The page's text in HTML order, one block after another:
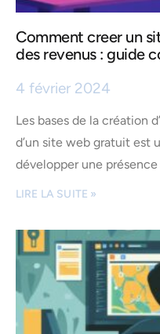
Comment creer un
des revenus : guide
4 février 2024
Les bases de la création
d’un site web gratuit est
développer une
LIRE LA SUITE »